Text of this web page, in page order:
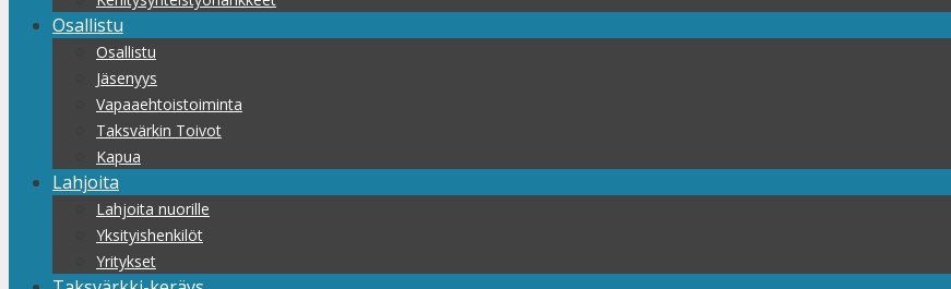
Osallistu
Osallistu
Jäsenyys
Vapaaehtoistoiminta
Taksvärkin Toivot
Kapua
Lahjoita
Lahjoita nuorille
Yksityishenkilöt
Yritykset